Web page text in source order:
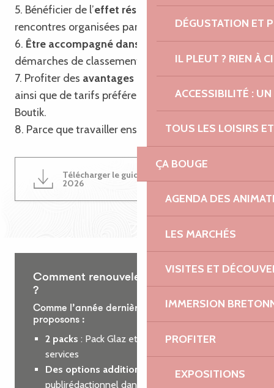
DÉGUSTATION ET
IL PLEUT ? RIEN À
ACCESSIBILITÉ :
TOUS LES LOISIRS
ÇA BOUGE
AGENDA DES
LES MARCHÉS
VISITES ET
IMMERSION
PROFITER
EXPOSITIONS
5. Bénéficier de l’effet réseau
en participant aux
rencontres organisées par l’Office de Tourisme.
6. Être accompagné dans vos projetset
démarches de classement et de labellisation.
7. Profiter des avantages du passeport privilège
ainsi que de tarifs préférentiels sur nos produits
Boutik.
8. Parce que travailler ensemble est une évidence !
Télécharger le guide du partenariat
2026
Comment renouveler votre partenariat
?
Comme l’année dernière, nous vous
proposons :
2 packs : Pack Glaz et Pack Roz, incluant des
services
Des options additionnelles
: encart
publirédactionnel dans le guide des loisirs ou